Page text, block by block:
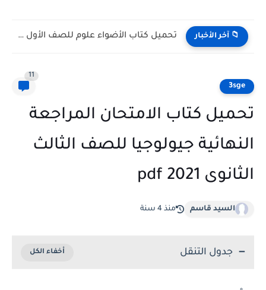
📁 آخر الأخبار تحميل كتب الوزارة للصف الثاني الثانوي بكالوريا الترم الأول 2027...
3sge
11
تحميل كتاب الامتحان المراجعة
النهائية جيولوجيا للصف الثالث
الثانوى 2021 pdf
السيد قاسم منذ 4 سنة
جدول التنقل